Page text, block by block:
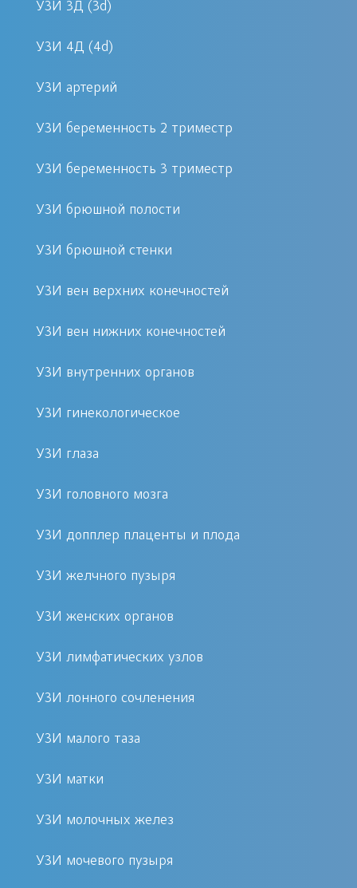
пациентов.
Показания к проведению
эластографии
Эластография рекомендуется в случае
заболевания органов, таких как:
Жировой гепатоз и цирроз
печени
процессы
тканях
Заболевания поджелудочной
органов
Также процедура может быть
назначена для оценки динамики
планирования хирургических
эластографии
и абсолютно безболезненной
на кушетке, и врач при помощи
Результаты фиксируются в реальном
точные данные о состоянии тканей в
УЗИ 3Д (3d)
УЗИ 4Д (4d)
УЗИ артерий
УЗИ беременность 2 триместр
УЗИ беременность 3 триместр
УЗИ брюшной полости
УЗИ брюшной стенки
УЗИ вен верхних конечностей
УЗИ вен нижних конечностей
УЗИ внутренних органов
УЗИ гинекологическое
УЗИ глаза
УЗИ головного мозга
УЗИ допплер плаценты и плода
УЗИ желчного пузыря
УЗИ женских органов
УЗИ лимфатических узлов
УЗИ лонного сочленения
УЗИ малого таза
УЗИ матки
УЗИ молочных желез
УЗИ мочевого пузыря